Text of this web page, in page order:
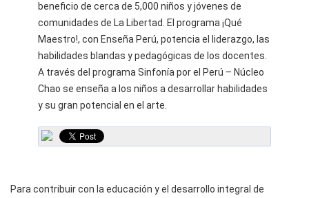
beneficio de cerca de 5,000 niños y jóvenes de
comunidades de La Libertad. El programa ¡Qué
Maestro!, con Enseña Perú, potencia el liderazgo, las
habilidades blandas y pedagógicas de los docentes.
A través del programa Sinfonía por el Perú – Núcleo
Chao se enseña a los niños a desarrollar habilidades
y su gran potencial en el arte.
Para contribuir con la educación y el desarrollo integral de